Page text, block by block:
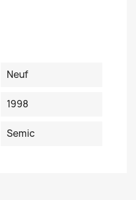
Neuf
1998
Semic